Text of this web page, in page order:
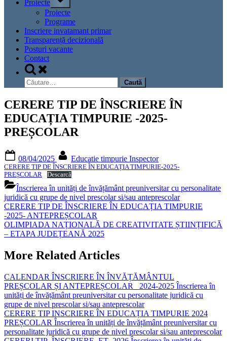
Proiecte
sub-
menu
Proiecte
Programe
Inscriere invatamant primar
Transparență decizională
Posturi vacante
Contact
Toggle
search
form
Caută
după:
CERERE TIP DE ÎNSCRIERE ÎN
EDUCAȚIA TIMPURIE -2025-
PREȘCOLAR
on
08/04/2025 Educatie timpurie Inspector
CERERE TIP DE ÎNSCRIERE ÎN EDUCAȚIA TIMPURIE-2025-
PREȘCOLAR
Descarcă
Înscrierea în unități de învățământ preuniversitar cu personalitate
juridică cu grupe de nivel prescolar si/sau anteprescolar
Navigare
în
articole
Previous
Post:
CERERE TIP DE ÎNSCRIERE ÎN EDUCAȚIA TIMPURIE
-2025- ANTEPREȘCOLAR
Next
Post:
OLIMPIADA NAȚIONALĂ DE CREATIVITATE ȘTIINȚIFICĂ
– ETAPA JUDEȚEANĂ 2025
More Related Articles
CALENDAR ÎNSCRIERE ÎN ÎNVĂȚĂMÂNTUL
PREȘCOLAR ȘI ANTEPREȘCOLAR _2024-2025 Înscrierea în
unități de învățământ preuniversitar cu personalitate juridică cu
grupe de nivel prescolar si/sau anteprescolar
CERERE TIP INSCRIERE ÎN EDUCAȚIA TIMPURIE 2024
PREȘCOLAR Înscrierea în unități de învățământ preuniversitar cu
personalitate juridică cu grupe de nivel prescolar si/sau anteprescolar